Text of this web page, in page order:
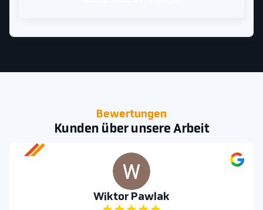
Bewertungen
Kunden über unsere Arbeit
Wiktor Pawlak